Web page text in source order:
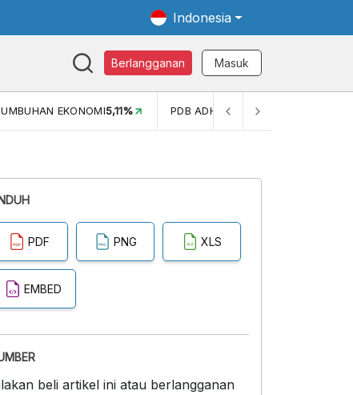
Indonesia
Berlangganan Masuk
5,11% PDB ADHK (Q1) 3.447,70 GINI RASIO (SEM2)
PDF PNG XLS
EMBED
beli artikel ini atau berlangganan